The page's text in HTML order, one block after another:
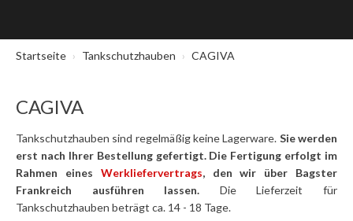
Startseite Tankschutzhauben CAGIVA
CAGIVA
Tankschutzhauben sind regelmäßig keine Lagerware. Sie werden
erst nach Ihrer Bestellung gefertigt. Die Fertigung erfolgt im
Rahmen eines Werkliefervertrags, den wir über Bagster
Frankreich ausführen lassen. Die Lieferzeit für
Tankschutzhauben beträgt ca. 14 - 18 Tage.